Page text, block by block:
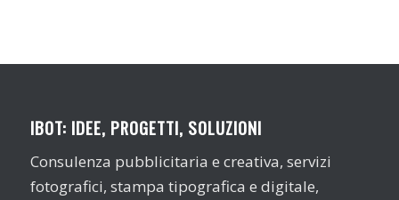
IBOT: IDEE, PROGETTI, SOLUZIONI
Consulenza pubblicitaria e creativa, servizi
fotografici, stampa tipografica e digitale,